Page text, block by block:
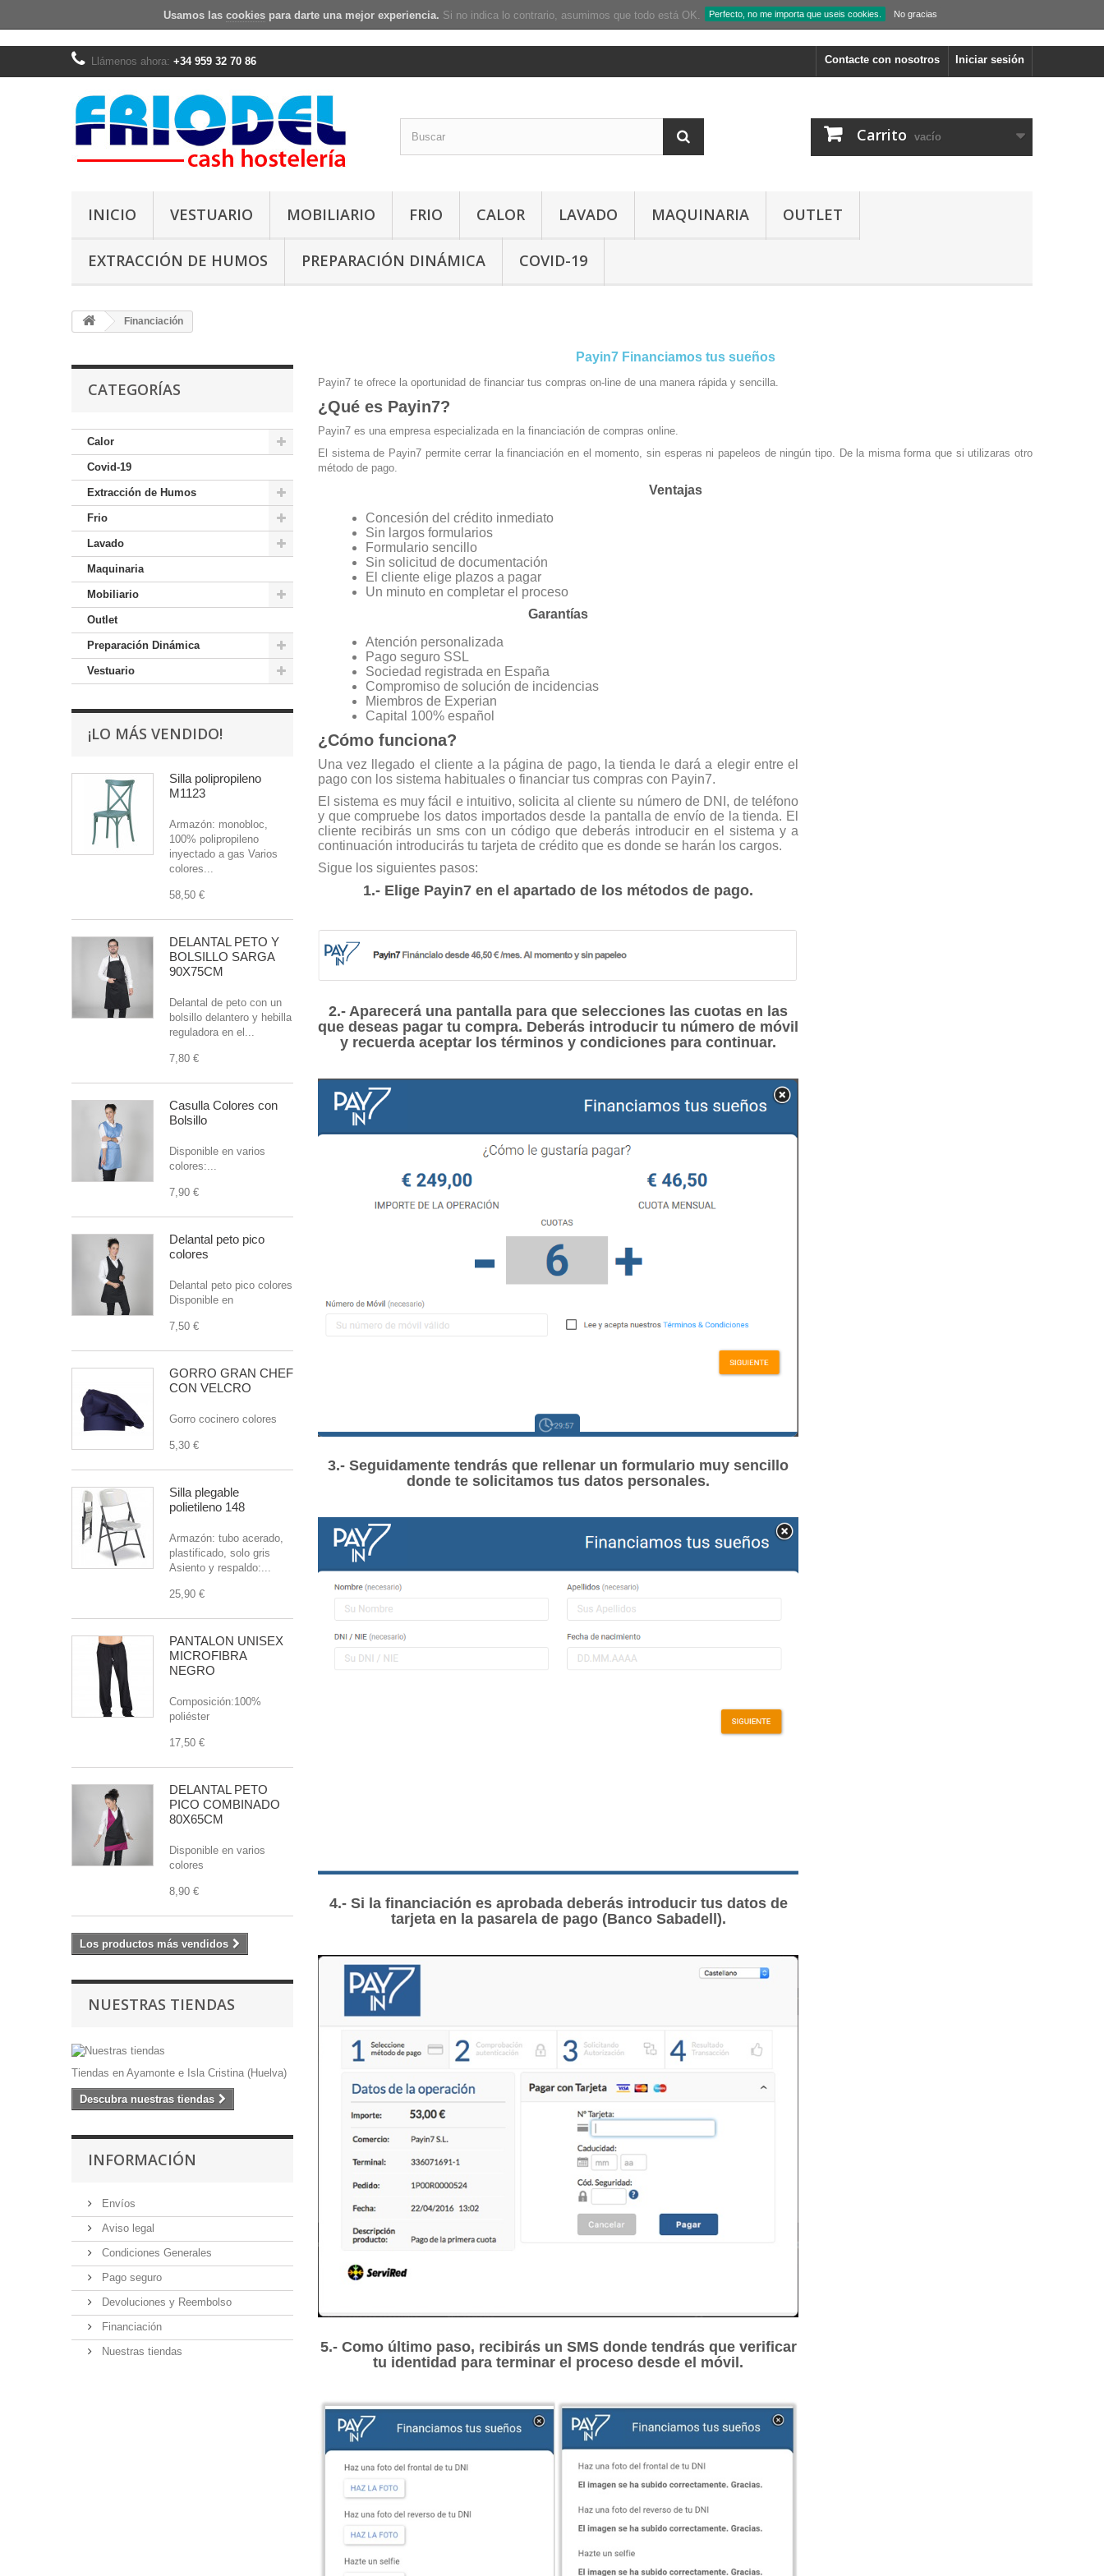
Usamos las cookiespara darte una mejor experiencia. Si no indica lo contrario, asumimos que todo está OK. Perfecto, no me importa que useis cookies. No gracias
Iniciar sesión
Contacte con nosotros
Llámenos ahora: +34 959 32 70 86
Carrito vacío
INICIO VESTUARIO MOBILIARIO FRIO CALOR LAVADO MAQUINARIA OUTLET
EXTRACCIÓN DE HUMOS PREPARACIÓN DINÁMICA COVID-19
Financiación
CATEGORÍAS
Calor
Covid-19
Extracción de Humos
Frio
Lavado
Maquinaria
Mobiliario
Outlet
Preparación Dinámica
Vestuario
¡LO MÁS VENDIDO!
Silla polipropileno
M1123
Armazón: monobloc,
100% polipropileno
inyectado a gas Varios
colores...
58,50 €
DELANTAL PETO Y
BOLSILLO SARGA
90X75CM
Delantal de peto con un
bolsillo delantero y hebilla
reguladora en el...
7,80 €
Casulla Colores con
Bolsillo
Disponible en varios
colores:...
7,90 €
Delantal peto pico
colores
Delantal peto pico colores
Disponible en
7,50 €
GORRO GRAN CHEF
CON VELCRO
Gorro cocinero colores
5,30 €
Silla plegable
polietileno 148
Armazón: tubo acerado,
plastificado, solo gris
Asiento y respaldo:...
25,90 €
PANTALON UNISEX
MICROFIBRA
NEGRO
Composición:100%
poliéster
17,50 €
DELANTAL PETO
PICO COMBINADO
80X65CM
Disponible en varios
colores
8,90 €
Los productos más vendidos
NUESTRAS TIENDAS
Tiendas en Ayamonte e Isla Cristina (Huelva)
Descubra nuestras tiendas
INFORMACIÓN
Envíos
Aviso legal
Condiciones Generales
Pago seguro
Devoluciones y Reembolso
Financiación
Nuestras tiendas
Payin7 Financiamos tus sueños
Payin7 te ofrece la oportunidad de financiar tus compras on-line de una manera rápida y sencilla.
¿Qué es Payin7?
Payin7 es una empresa especializada en la financiación de compras online.
El sistema de Payin7 permite cerrar la financiación en el momento, sin esperas ni papeleos de ningún tipo. De la misma forma que si utilizaras otro
método de pago.
Ventajas
Concesión del crédito inmediato
Sin largos formularios
Formulario sencillo
Sin solicitud de documentación
El cliente elige plazos a pagar
Un minuto en completar el proceso
Garantías
Atención personalizada
Pago seguro SSL
Sociedad registrada en España
Compromiso de solución de incidencias
Miembros de Experian
Capital 100% español
¿Cómo funciona?
Una vez llegado el cliente a la página de pago, la tienda le dará a elegir entre el
pago con los sistema habituales o financiar tus compras con Payin7.
El sistema es muy fácil e intuitivo, solicita al cliente su número de DNI, de teléfono
y que compruebe los datos importados desde la pantalla de envío de la tienda. El
cliente recibirás un sms con un código que deberás introducir en el sistema y a
continuación introducirás tu tarjeta de crédito que es donde se harán los cargos.
Sigue los siguientes pasos:
1.- Elige Payin7 en el apartado de los métodos de pago.
2.- Aparecerá una pantalla para que selecciones las cuotas en las
que deseas pagar tu compra. Deberás introducir tu número de móvil
y recuerda aceptar los términos y condiciones para continuar.
3.- Seguidamente tendrás que rellenar un formulario muy sencillo
donde te solicitamos tus datos personales.
4.- Si la financiación es aprobada deberás introducir tus datos de
tarjeta en la pasarela de pago (Banco Sabadell).
5.- Como último paso, recibirás un SMS donde tendrás que verificar
tu identidad para terminar el proceso desde el móvil.